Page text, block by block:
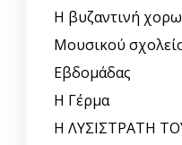
Η βυζαντινή
Μουσικού
Εβδομάδας
Η Γέρμα
Η ΛΥΣΙΣΤΡΑΤΗ